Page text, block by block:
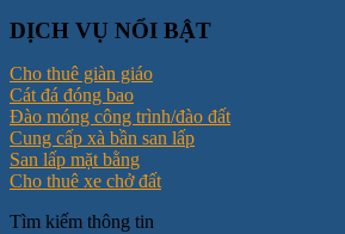
DỊCH VỤ NỔI BẬT
Cho thuê giàn giáo
Cát đá đóng bao
Đào móng công trình/đào đất
Cung cấp xà bần san lấp
San lấp mặt bằng
Cho thuê xe chở đất
Tìm kiếm thông tin